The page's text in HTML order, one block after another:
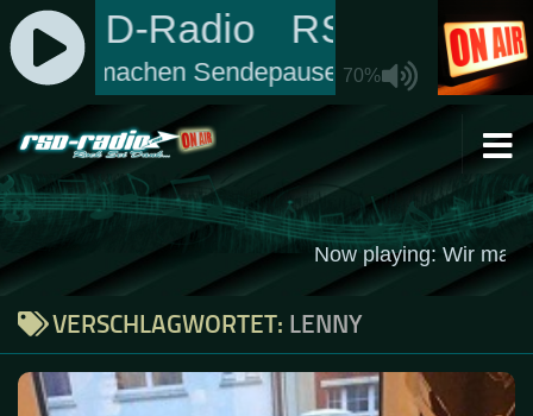
Zum Inhalt springen
VERSCHLAGWORTET: LENNY